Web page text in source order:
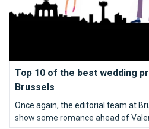
Top 10 of the best wedding
Brussels
Once again, the editorial team at
show some romance ahead of